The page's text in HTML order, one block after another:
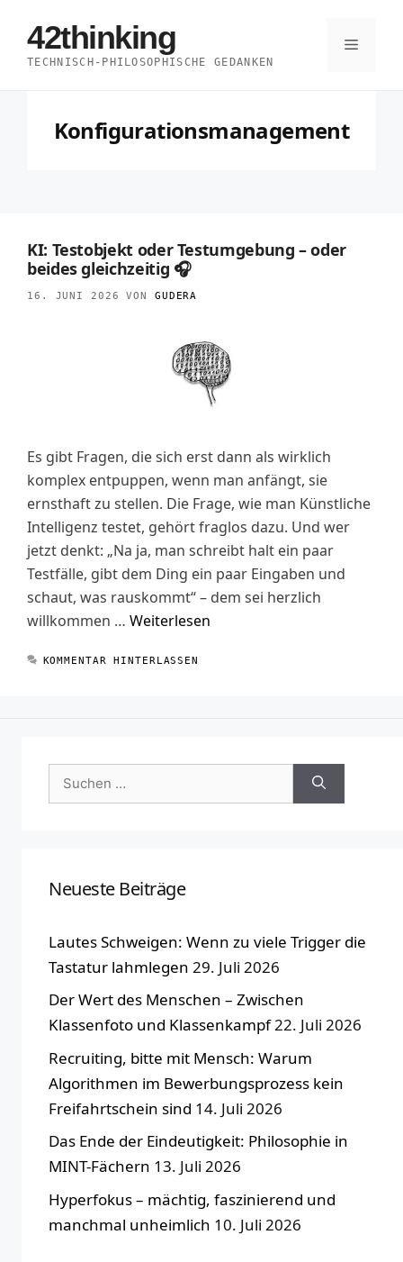
Inhalt
springen
42thinking
TECHNISCH-PHILOSOPHISCHE GEDANKEN
Menü
Konfigurationsmanagement
KI: Testobjekt oder Testumgebung – oder
beides gleichzeitig 🎧
16. JUNI 2026 VON GUDERA
Es gibt Fragen, die sich erst dann als wirklich
komplex entpuppen, wenn man anfängt, sie
ernsthaft zu stellen. Die Frage, wie man Künstliche
Intelligenz testet, gehört fraglos dazu. Und wer
jetzt denkt: „Na ja, man schreibt halt ein paar
Testfälle, gibt dem Ding ein paar Eingaben und
schaut, was rauskommt“ – dem sei herzlich
willkommen … Weiterlesen
KOMMENTAR HINTERLASSEN
Suchen
nach:
Neueste Beiträge
Lautes Schweigen: Wenn zu viele Trigger die
Tastatur lahmlegen 29. Juli 2026
Der Wert des Menschen – Zwischen
Klassenfoto und Klassenkampf22. Juli 2026
Recruiting, bitte mit Mensch: Warum
Algorithmen im Bewerbungsprozess kein
Freifahrtschein sind 14. Juli 2026
Das Ende der Eindeutigkeit: Philosophie in
MINT-Fächern 13. Juli 2026
Hyperfokus – mächtig, faszinierend und
manchmal unheimlich 10. Juli 2026